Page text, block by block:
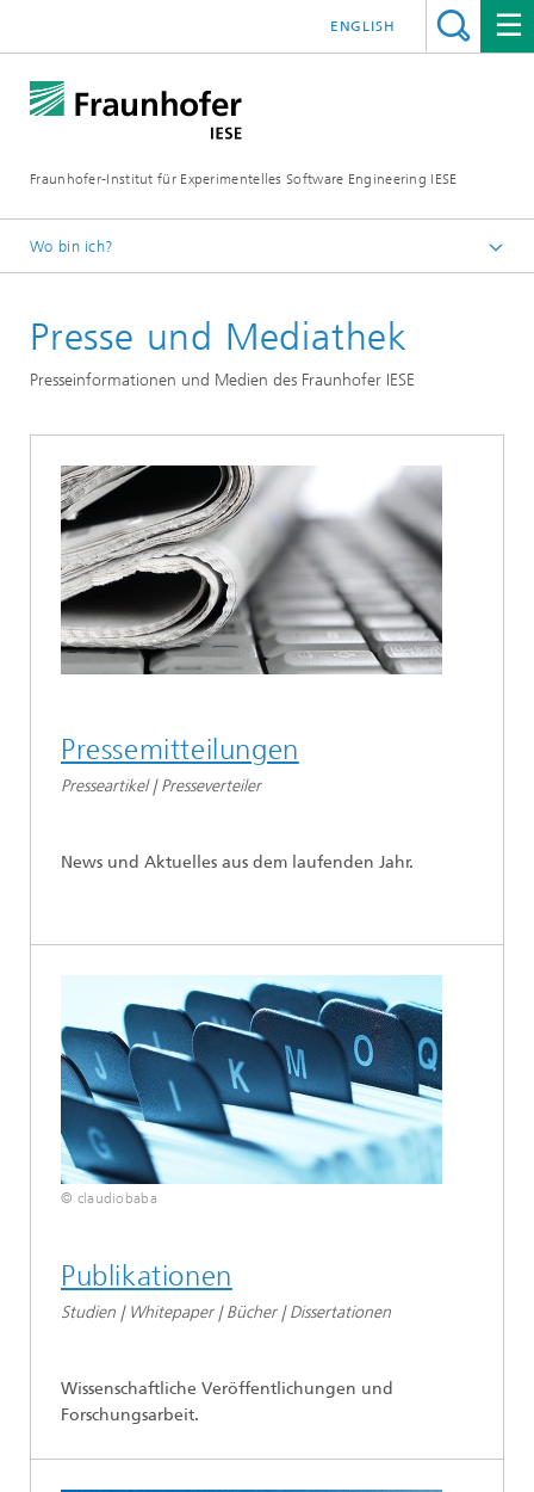
Fraunhofer-Institut für Experimentelles Software Engineering IESE
ENGLISH
Wo bin ich?
Presse und Mediathek
Presseinformationen und Medien des Fraunhofer IESE
Pressemitteilungen
Presseartikel | Presseverteiler
News und Aktuelles aus dem laufenden Jahr.
© claudiobaba
Publikationen
Studien | Whitepaper | Bücher | Dissertationen
Wissenschaftliche Veröffentlichungen und
Forschungsarbeit.